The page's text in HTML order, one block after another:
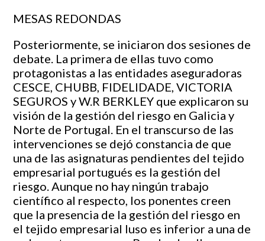
MESAS REDONDAS
Posteriormente, se iniciaron dos sesiones de
debate. La primera de ellas tuvo como
protagonistas a las entidades aseguradoras
CESCE, CHUBB, FIDELIDADE, VICTORIA
SEGUROS y W.R BERKLEY que explicaron su
visión de la gestión del riesgo en Galicia y
Norte de Portugal. En el transcurso de las
intervenciones se dejó constancia de que
una de las asignaturas pendientes del tejido
empresarial portugués es la gestión del
riesgo. Aunque no hay ningún trabajo
científico al respecto, los ponentes creen
que la presencia de la gestión del riesgo en
el tejido empresarial luso es inferior a una de